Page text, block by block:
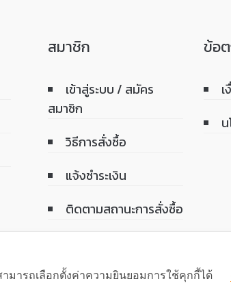
สมาชิก
เข้าสู่ระบบ / สมัคร
สมาชิก
วิธีการสั่งซื้อ
แจ้งชำระเงิน
ติดตามสถานะการสั่งซื้อ
ข้อ
มารถเลือกตั้งค่าความยินยอมการใช้คุกกี้ได้